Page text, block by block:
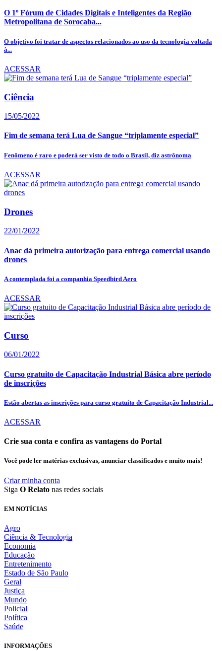
O 1º Fórum de Cidades Digitais e Inteligentes da Região
Metropolitana de Sorocaba...
O objetivo foi tratar de aspectos relacionados ao uso da tecnologia voltada
à...
ACESSAR
Ciência
15/05/2022
Fim de semana terá Lua de Sangue “triplamente especial”
Fenômeno é raro e poderá ser visto de todo o Brasil, diz astrônoma
ACESSAR
Drones
22/01/2022
Anac dá primeira autorização para entrega comercial usando
drones
A contemplada foi a companhia Speedbird Aero
ACESSAR
Curso
06/01/2022
Curso gratuito de Capacitação Industrial Básica abre período
de inscrições
Estão abertas as inscrições para curso gratuito de Capacitação Industrial...
ACESSAR
Crie sua conta e confira as vantagens do Portal
Você pode ler matérias exclusivas, anunciar classificados e muito mais!
Criar minha conta
Siga O Relato nas redes sociais
EM NOTÍCIAS
Agro
Ciência & Tecnologia
Economia
Educação
Entretenimento
Estado de São Paulo
Geral
Justiça
Mundo
Policial
Política
Saúde
INFORMAÇÕES